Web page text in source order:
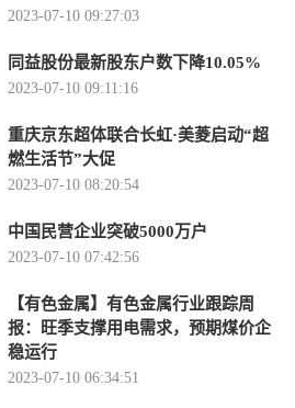
2023-07-10 09:27:03
同益股份最新股东户数下降10.05%
2023-07-10 09:11:16
重庆京东超体联合长虹·美菱启动“超
燃生活节”大促
2023-07-10 08:20:54
中国民营企业突破5000万户
2023-07-10 07:42:56
【有色金属】有色金属行业跟踪周
报：旺季支撑用电需求，预期煤价企
稳运行
2023-07-10 06:34:51